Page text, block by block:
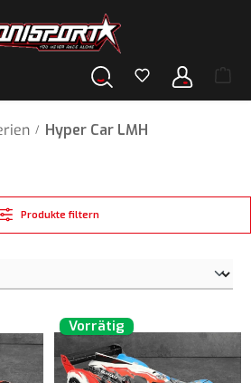
/ Hyper Car LMH
Produkte filtern
Vorrätig